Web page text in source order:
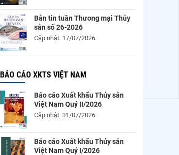
Bản tin tuần Thương mại Thủy
sản số 26-2026
Cập nhật: 17/07/2026
BÁO CÁO XKTS VIỆT NAM
Báo cáo Xuất khẩu Thủy sản
Việt Nam Quý II/2026
Cập nhật: 31/07/2026
Báo cáo Xuất khẩu Thủy sản
Việt Nam Quý I/2026